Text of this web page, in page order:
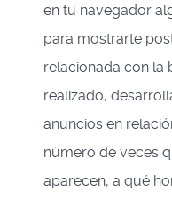
en tu navegador
para mostrarte
relacionada con la
realizado,
anuncios en
número de veces
aparecen, a qué